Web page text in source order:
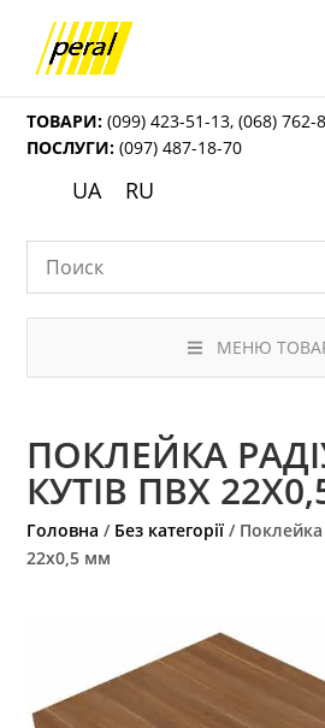
ТОВАРИ: (099) 423-51-13,(068) 762-
ПОСЛУГИ: (097) 487-18-70
UA RU
МЕНЮ
ПОКЛЕЙКА
КУТІВ ПВХ
Головна / Без категорії / Поклейка
22х0,5 мм